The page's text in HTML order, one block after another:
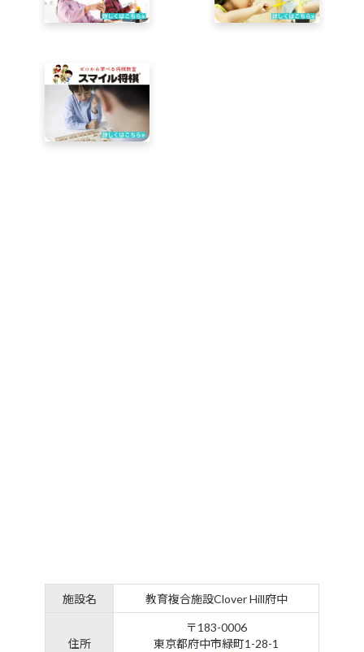
施設名 教育複合施設Clover Hill府中
住所
〒183-0006
東京都府中市緑町1-28-1